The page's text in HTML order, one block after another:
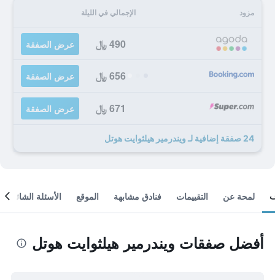
مزود الإجمالي في الليلة
490 ﷼ عرض الصفقة
656 ﷼ عرض الصفقة
671 ﷼ عرض الصفقة
24 صفقة إضافية لـ ويندرمير هيلثوايت هوتل
لمحة عن التقييمات فنادق مشابهة الموقع الأسئلة الشائعة
أفضل صفقات ويندرمير هيلثوايت هوتل